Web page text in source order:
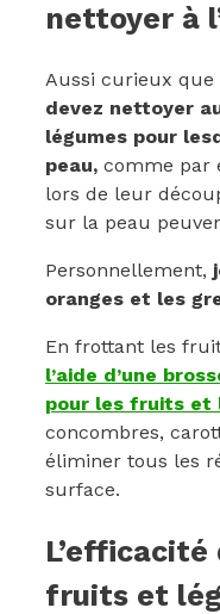
nettoyer à
Aussi curieux que
devez nettoyer
légumes pour
peau, comme par
lors de leur
sur la peau
Personnellement,
oranges et les
En frottant les
l’aide d’une
pour les fruits et
concombres,
éliminer tous les
surface.
L’efficacité
fruits et